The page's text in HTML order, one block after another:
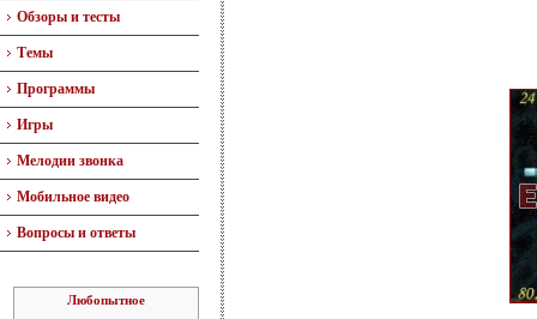
Обзоры и тесты
Темы
Программы
Игры
Мелодии звонка
Мобильное видео
Вопросы и ответы
Любопытное